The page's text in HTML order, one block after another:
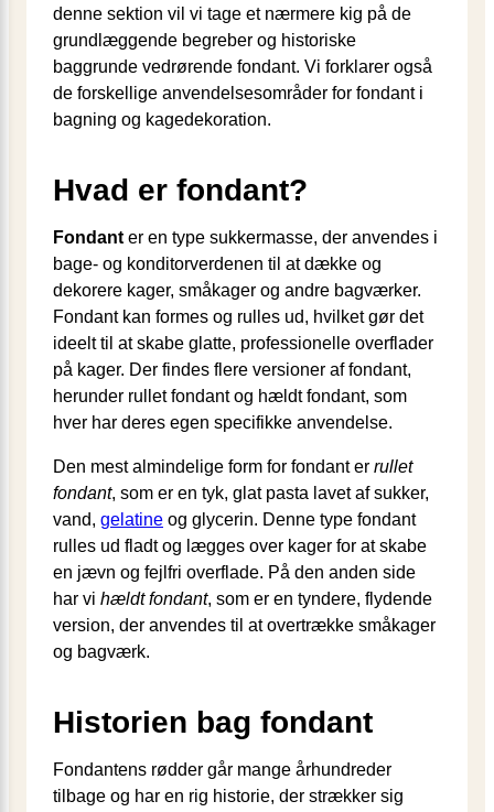
denne sektion vil vi tage et nærmere kig på de
grundlæggende begreber og historiske
baggrunde vedrørende fondant. Vi forklarer også
de forskellige anvendelsesområder for fondant i
bagning og kagedekoration.
Hvad er fondant?
Fondant er en type sukkermasse, der anvendes i
bage- og konditorverdenen til at dække og
dekorere kager, småkager og andre bagværker.
Fondant kan formes og rulles ud, hvilket gør det
ideelt til at skabe glatte, professionelle overflader
på kager. Der findes flere versioner af fondant,
herunder rullet fondant og hældt fondant, som
hver har deres egen specifikke anvendelse.
Den mest almindelige form for fondant er rullet
fondant, som er en tyk, glat pasta lavet af sukker,
vand, gelatine og glycerin. Denne type fondant
rulles ud fladt og lægges over kager for at skabe
en jævn og fejlfri overflade. På den anden side
har vi hældt fondant, som er en tyndere, flydende
version, der anvendes til at overtrække småkager
og bagværk.
Historien bag fondant
Fondantens rødder går mange århundreder
tilbage og har en rig historie, der strækker sig